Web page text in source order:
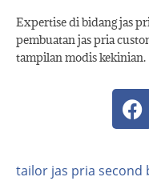
Expertise di bidang jas
pembuatan jas pria
tampilan modis kekinian.
tailor jas pria